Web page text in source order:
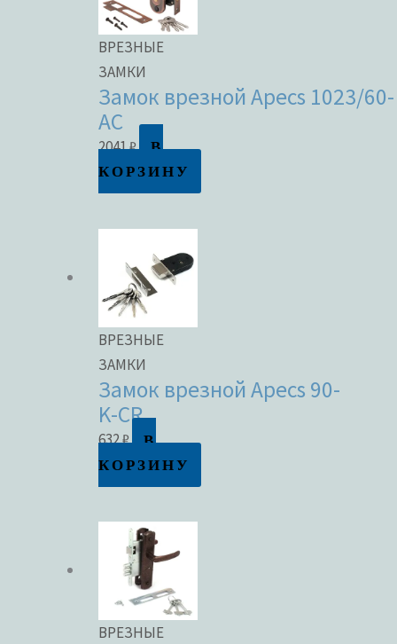
ВРЕЗНЫЕ
ЗАМКИ
Замок врезной Apecs 1023/60-
AC
2041₽
В
КОРЗИНУ
ВРЕЗНЫЕ
ЗАМКИ
Замок врезной Apecs 90-
K-CR
632₽
В
КОРЗИНУ
ВРЕЗНЫЕ